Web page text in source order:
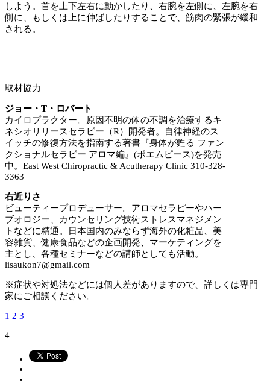
しよう。首を上下左右に動かしたり、右腕を左側に、左腕を右
側に、もしくは上に伸ばしたりすることで、筋肉の緊張が緩和
される。
取材協力
ジョー・T・ロバート
カイロプラクター。原因不明の体の不調を治療するキ
ネシオリリースセラピー（R）開発者。自律神経のス
イッチの修復方法を指南する著書『身体が甦る ファン
クショナルセラピー アロマ編』(ポエムピース)を発売
中。East West Chiropractic & Acutherapy Clinic 310-328-
3363
右近りさ
ビューティープロデューサー。アロマセラピーやハー
ブオロジー、カウンセリング技術ストレスマネジメン
トなどに精通。日本国内のみならず海外の化粧品、美
容雑貨、健康食品などの企画開発、マーケティングを
主とし、各種セミナーなどの講師としても活動。
lisaukon7@gmail.com
※症状や対処法などには個人差がありますので、詳しくは専門
家にご相談ください。
1 2 3
4